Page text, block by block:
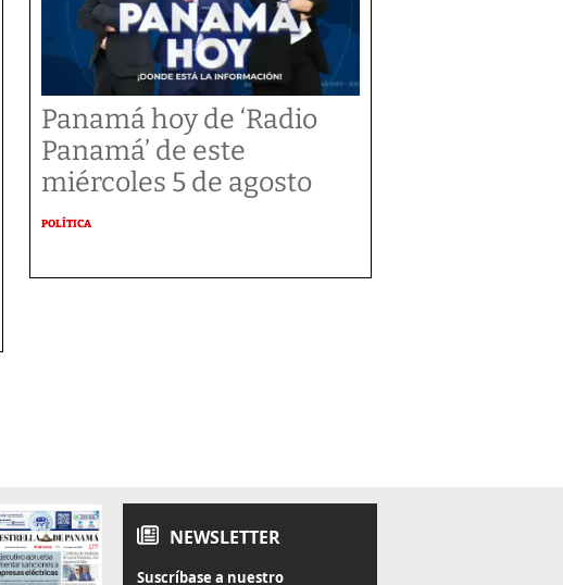
Panamá hoy de ‘Radio
Panamá’ de este
miércoles 5 de agosto
POLÍTICA
NEWSLETTER
Suscríbase a nuestro